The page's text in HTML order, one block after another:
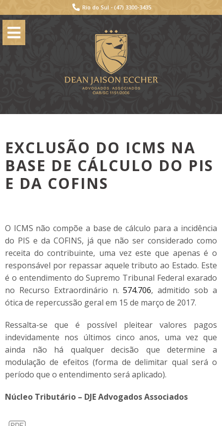
Rio do Sul - (47) 3300-3435
EXCLUSÃO DO ICMS NA
BASE DE CÁLCULO DO PIS
E DA COFINS
O ICMS não compõe a base de cálculo para a incidência
do PIS e da COFINS, já que não ser considerado como
receita do contribuinte, uma vez este que apenas é o
responsável por repassar aquele tributo ao Estado. Este
é o entendimento do Supremo Tribunal Federal exarado
no Recurso Extraordinário n.574.706, admitido sob a
ótica de repercussão geral em 15 de março de 2017.
Ressalta-se que é possível pleitear valores pagos
indevidamente nos últimos cinco anos, uma vez que
ainda não há qualquer decisão que determine a
modulação de efeitos (forma de delimitar qual será o
período que o entendimento será aplicado).
Núcleo Tributário – DJE Advogados Associados